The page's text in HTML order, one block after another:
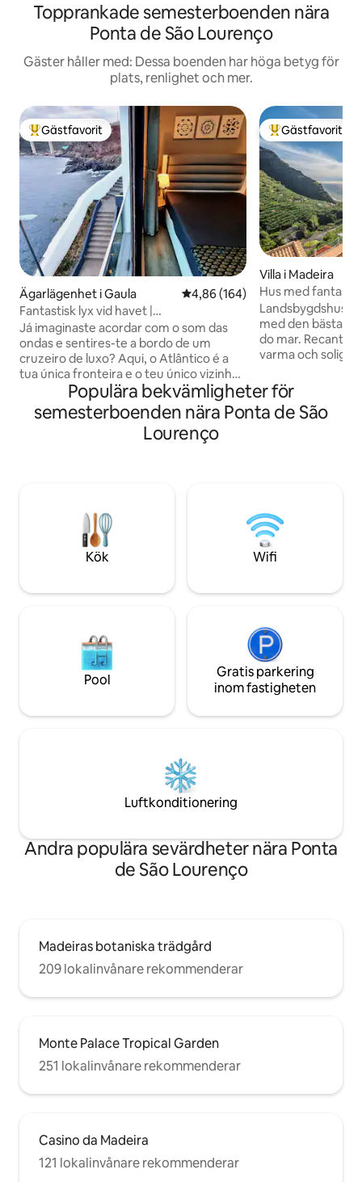
Topprankade semesterboenden nära
Ponta de São Lourenço
Gäster håller med: Dessa boenden har höga betyg för
plats, renlighet och mer.
Populär gästfavorit
Gästfavorit
Ägarlägenhet i Gaula 4,86 av 5 i genomsnittligt
4,86 (164)
Fantastisk lyx vid havet |
Luftkonditionering och gratis parkering
Já imaginaste acordar com o som das
ondas e sentires-te a bordo de um
cruzeiro de luxo? Aqui, o Atlântico é a
tua única fronteira e o teu único vizinho. ​
O que te espera: 👉 Vista infinita e um
espetáculo constante de navios no teu
horizonte. 👉 ​Wi-Fi ultrarrápido 1 GB Wi-
Fi 👉 ​Garagem gratuita. 👉 ​Localização a
paraíso é aqui!
Populär
Gästfavorit
Villa i Madeira
Hus med
natur
Landsbygdshus,
med den bästa
do mar. Recanto
varma och soliga
utmärkt
Boendet har en
rum i huset.
Populära bekvämligheter för
semesterboenden nära Ponta de São
Lourenço
Kök Wifi
Pool
Gratis parkering
inom fastigheten
Luftkonditionering
Andra populära sevärdheter nära Ponta
de São Lourenço
Madeiras botaniska trädgård
209 lokalinvånare rekommenderar
Monte Palace Tropical Garden
251 lokalinvånare rekommenderar
Casino da Madeira
121 lokalinvånare rekommenderar